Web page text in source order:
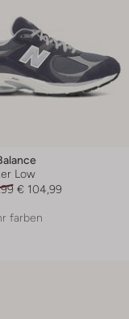
Low
€ 104,99
farben